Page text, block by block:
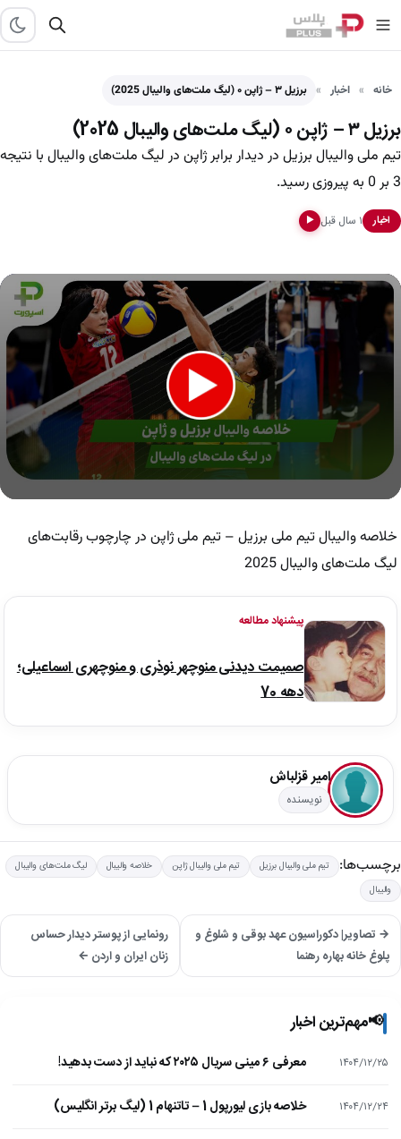
خانه اخبار برزیل ۳ – ژاپن ۰ (لیگ ملت‌های والیبال 2025)
برزیل ۳ – ژاپن ۰ (لیگ ملت‌های والیبال 2025)
تیم ملی والیبال برزیل در دیدار برابر ژاپن در لیگ ‌ملت‌های والیبال با نتیجه
3 بر 0 به پیروزی رسید.
اخبار ۱ سال قبل ▶
seconds
خلاصه والیبال تیم ملی برزیل – تیم ملی ژاپن در چارچوب رقابت‌های
لیگ ملت‌های والیبال 2025
پیشنهاد مطالعه
صمیمت دیدنی منوچهر نوذری و منوچهری اسماعیلی؛
دهه 70
امیر قزلباش
نویسنده
برچسب‌ها: تیم ملی والیبال برزیل تیم ملی والیبال ژاپن خلاصه والیبال
لیگ ملت‌های والیبال
والیبال
→ تصاویر| دکوراسیون عهد بوقی و شلوغ و
پلوغ خانه بهاره رهنما
رونمایی از پوستر دیدار حساس
زنان ایران و اردن ←
📢مهم‌ترین اخبار
۱۴۰۴/۱۲/۲۵ معرفی ۶ مینی سریال ۲۰۲۵ که نباید از دست بدهید!
۱۴۰۴/۱۲/۲۴ خلاصه بازی لیورپول 1 – تاتنهام 1 (لیگ برتر انگلیس)